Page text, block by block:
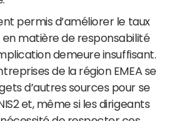
permis d’améliorer le taux
en matière de responsabilité
demeure insuffisant.
de la région EMEA se
d’autres sources pour se
et, même si les dirigeants